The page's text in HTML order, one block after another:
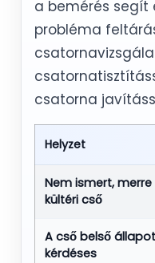
a bemérés segít
probléma
csatorna
Helyzet
Nem ismert,
kültéri cső
A cső belső
kérdéses